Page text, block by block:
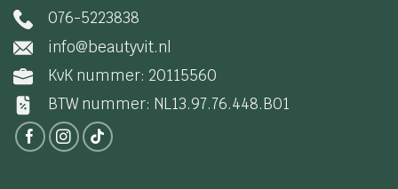
076-5223838
info@beautyvit.nl
KvK nummer: 20115560
BTW nummer: NL13.97.76.448.B01